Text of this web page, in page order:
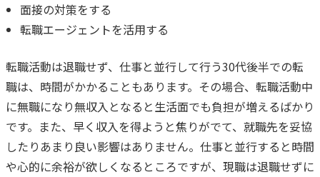
面接の対策をする
転職エージェントを活用する
転職活動は退職せず、仕事と並行して行う30代後半での転
職は、時間がかかることもあります。 その場合、転職活動中
に無職になり無収入となると生活面でも負担が増えるばかり
です。また、早く収入を得ようと焦りがでて、就職先を妥協
したりあまり良い影響はありません。 仕事と並行すると時間
や心的に余裕が欲しくなるところですが、現職は退職せずに